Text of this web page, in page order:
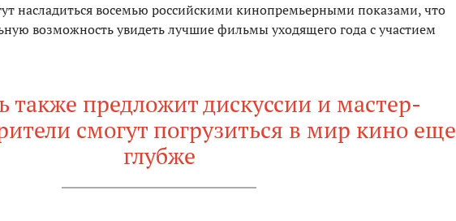
насладиться восемью российскими кинопремьерными показами, что
возможность увидеть лучшие фильмы уходящего года с участием
также предложит дискуссии и мастер-
смогут погрузиться в мир кино еще
глубже